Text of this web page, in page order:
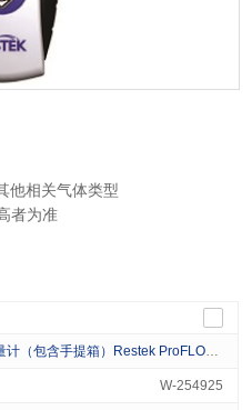
他相关气体类型
者为准
Electronic Flowmeter, Battery Powered, 1yr Warranty from Date of Purchase 1/pk
W-254925